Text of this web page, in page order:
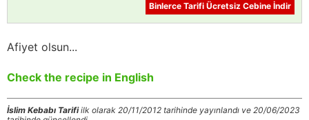
Binlerce Tarifi Ücretsiz Cebine İndir
Afiyet olsun...
Check the recipe in English
İslim Kebabı Tarifiilk olarak 20/11/2012 tarihinde yayınlandı ve 20/06/2023